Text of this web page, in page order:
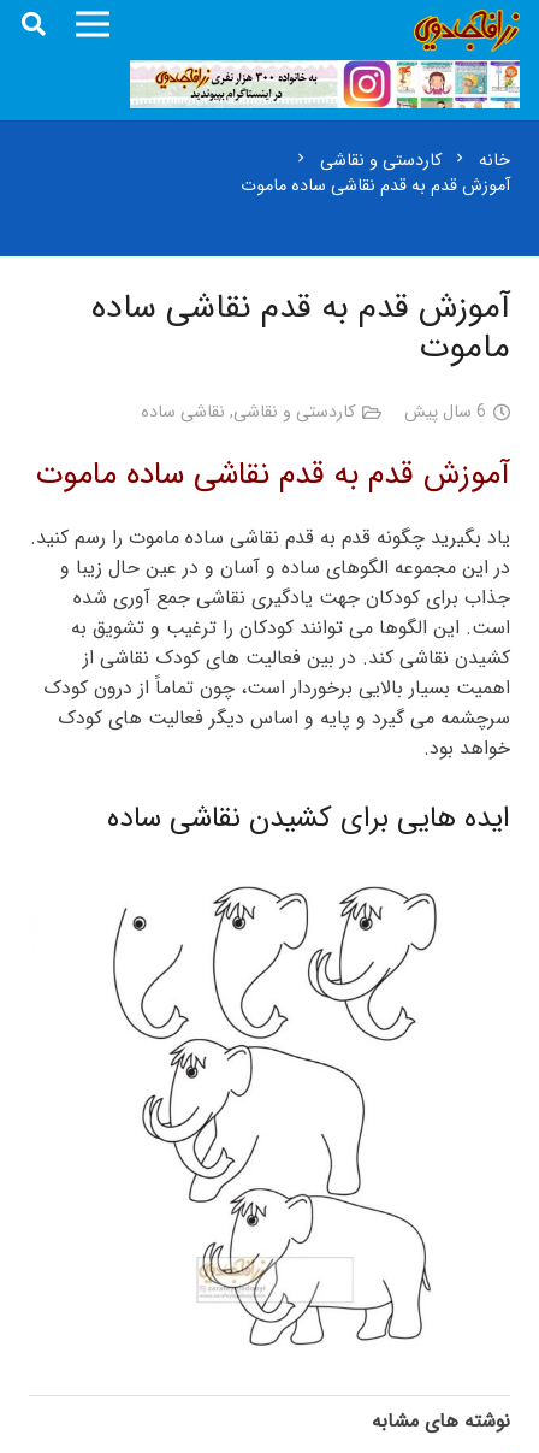
خانه chevron_right کاردستی و نقاشی chevron_right
آموزش قدم به قدم نقاشی ساده ماموت
آموزش قدم به قدم نقاشی ساده
ماموت
6 سال پیش کاردستی و نقاشی, نقاشی ساده
آموزش قدم به قدم نقاشی ساده ماموت
یاد بگیرید چگونه قدم به قدم نقاشی ساده ماموت را رسم کنید.
در این مجموعه الگوهای ساده و آسان و در عین حال زیبا و
جذاب برای کودکان جهت یادگیری نقاشی جمع آوری شده
است. این الگوها می توانند کودکان را ترغیب و تشویق به
کشیدن نقاشی کند. در بین فعالیت های کودک نقاشی از
اهمیت بسیار بالایی برخوردار است، چون تماماً از درون کودک
سرچشمه می گیرد و پایه و اساس دیگر فعالیت های کودک
خواهد بود.
ایده هایی برای کشیدن نقاشی ساده
نوشته های مشابه